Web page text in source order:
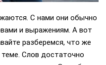
С нами они обычно
и выражениям. А вот
разберемся, что же
Слов достаточно